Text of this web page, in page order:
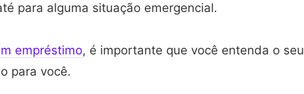
para alguma situação emergencial.
empréstimo, é importante que você entenda o seu
para você.